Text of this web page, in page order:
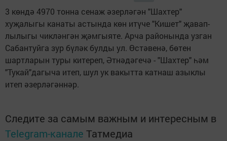
3 көндә 4970 тонна сенаж әзерләгән "Шахтер"
хуҗалыгы канаты астында көн итүче "Кишет" җавап­
лылыгы чикләнгән җәмгыяте. Арча районында узган
Сабантуйга зур бүләк булды ул. Өстәвенә, бөтен
шартларын туры китереп, Әтнәдәгечә - "Шахтер" һәм
"Тукай"дагыча итеп, шул ук вакытта катнаш азыклы
итеп әзерләгәннәр.
Следите за самым важным и интересным в
Telegram-канале Татмедиа